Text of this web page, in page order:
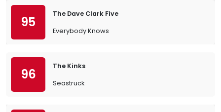
95
The Dave Clark Five
Everybody Knows
96
The Kinks
Seastruck